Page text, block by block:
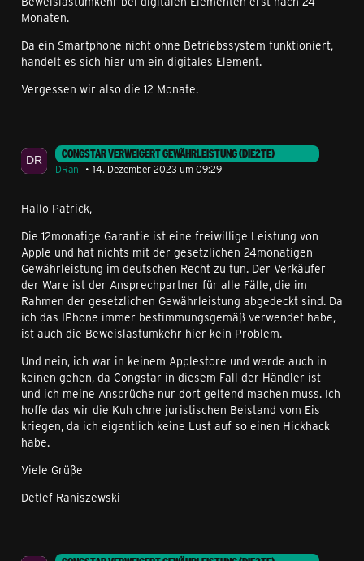
Monaten.
Da ein Smartphone nicht ohne Betriebssystem funktioniert,
handelt es sich hier um ein digitales Element.
Vergessen wir also die 12 Monate.
CONGSTAR VERWEIGERT GEWÄHRLEISTUNG (DIE2TE)
DRani
14. Dezember 2023 um 09:29
Hallo Patrick,
Die 12monatige Garantie ist eine freiwillige Leistung von
Apple und hat nichts mit der gesetzlichen 24monatigen
Gewährleistung im deutschen Recht zu tun. Der Verkäufer
der Ware ist der Ansprechpartner für alle Fälle, die im
Rahmen der gesetzlichen Gewährleistung abgedeckt sind. Da
ich das IPhone immer bestimmungsgemäß verwendet habe,
ist auch die Beweislastumkehr hier kein Problem.
Und nein, ich war in keinem Applestore und werde auch in
keinen gehen, da Congstar in diesem Fall der Händler ist
und ich meine Ansprüche nur dort geltend machen muss. Ich
hoffe das wir die Kuh ohne juristischen Beistand vom Eis
kriegen, da ich eigentlich keine Lust auf so einen Hickhack
habe.
Viele Grüße
Detlef Raniszewski